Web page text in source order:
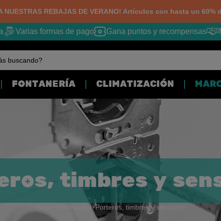
NUESTRAS REBAJAS DE VERANO! Artículos con hasta un 60%
Varias formas de pago Gana puntos y recompensas
buscando?
FONTANERÍA CLIMATIZACIÓN
timbres y
Electricidad Porteros, timbres y sensores